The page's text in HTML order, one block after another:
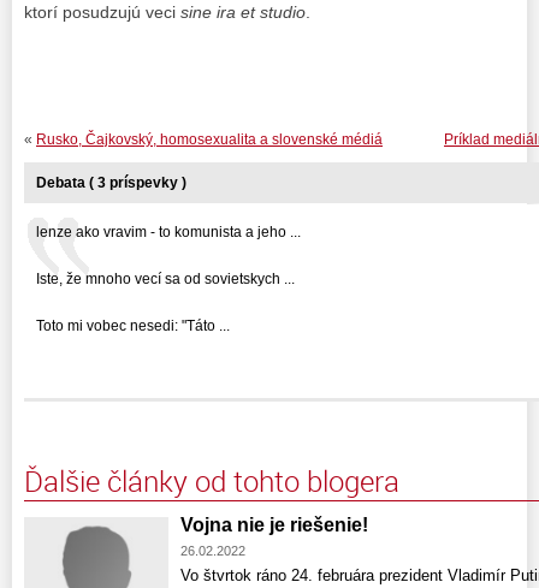
ktorí posudzujú veci sine ira et studio
Príklad
« Rusko, Čajkovský, homosexualita a slovenské médiá
Debata ( 3 príspevky )
lenze ako vravim - to komunista a jeho ...
Iste, že mnoho vecí sa od sovietskych ...
Toto mi vobec nesedi: "Táto ...
Ďalšie články od tohto blogera
Vojna nie je riešenie!
26.02.2022
Vo štvrtok ráno 24. februára prezident Vladimír